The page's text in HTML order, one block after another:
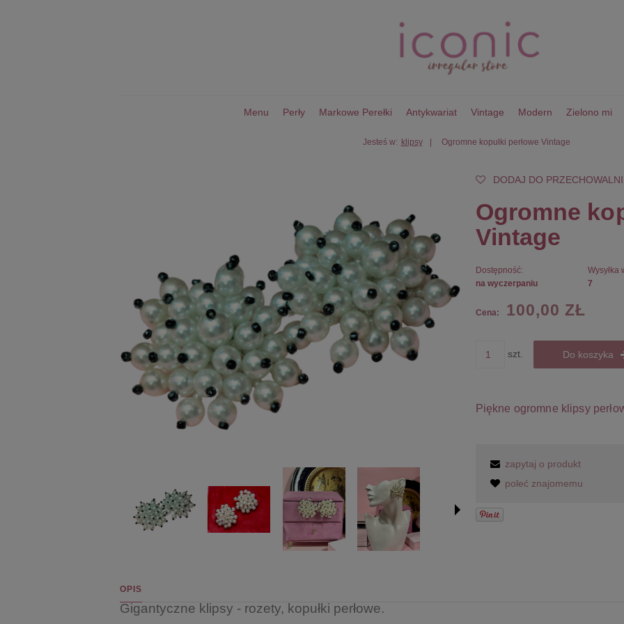
Menu Perły Markowe Perełki Antykwariat Vintage Modern Zielono mi
Jesteś w: klipsy Ogromne kopułki perłowe Vintage
DODAJ DO PRZECHOWALNI
Ogromne
Vintage
Dostępność:
na wyczerpaniu
Wysyłka
7
Cena: 100,00 ZŁ
szt. Do koszyka
Piękne ogromne klipsy
zapytaj o produkt
poleć znajomemu
OPIS
Gigantyczne klipsy - rozety, kopułki perłowe.